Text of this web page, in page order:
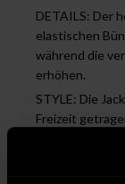
DETAILS: Der
elastischen
während die
erhöhen.
STYLE: Die
Freizeit